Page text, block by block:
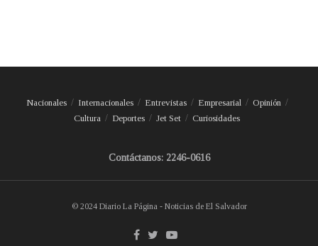
Nacionales Internacionales Entrevistas Empresarial
Opinión
Cultura
Deportes Jet Set Curiosidades
Contáctanos: 2246-0616
© 2024 Diario La Página - Noticias de El Salvador